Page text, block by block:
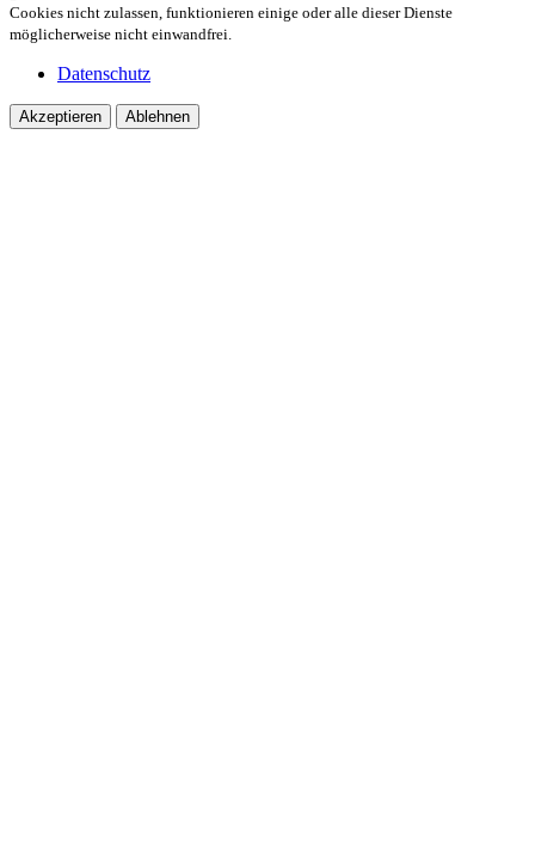
Cookies nicht zulassen, funktionieren einige oder alle dieser Dienste
möglicherweise nicht einwandfrei.
Datenschutz
Akzeptieren Ablehnen